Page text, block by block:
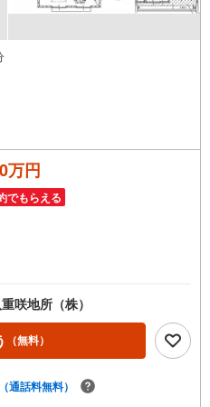
万円
でもらえる
咲地所（株）
（無料）
（通話料無料）